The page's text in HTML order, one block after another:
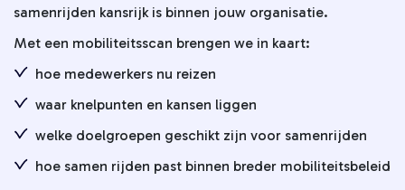
samenrijden kansrijk is binnen jouw organisatie.
Met een mobiliteitsscan brengen we in kaart:
hoe medewerkers nu reizen
waar knelpunten en kansen liggen
welke doelgroepen geschikt zijn voor samenrijden
hoe samen rijden past binnen breder mobiliteitsbeleid